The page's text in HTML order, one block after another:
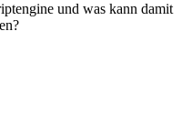
und was kann damit